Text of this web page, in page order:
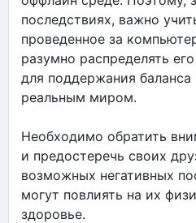
последствиях, важно
проведенное за
разумно распределять
для поддержания
реальным миром.
Необходимо обратить
и предостеречь своих
возможных негативных
могут повлиять на их
здоровье.